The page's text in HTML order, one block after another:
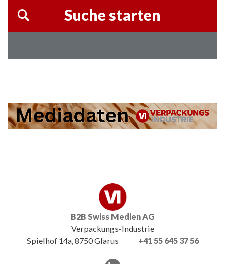
B2B Swiss Medien AG
Verpackungs-Industrie
Spielhof 14a, 8750 Glarus
+41 55 645 37 56